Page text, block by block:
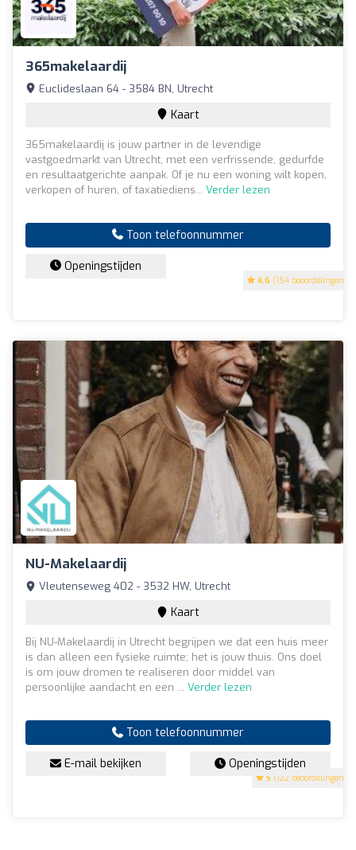
365makelaardij
4.6 (154 beoordelingen)
Euclideslaan 64 - 3584 BN, Utrecht
Kaart
365makelaardij is jouw partner in de levendige
vastgoedmarkt van Utrecht, met een verfrissende, gedurfde
en resultaatgerichte aanpak. Of je nu een woning wilt kopen,
verkopen of huren, of taxatiediens... Verder lezen
Toon telefoonnummer
Openingstijden
NU-Makelaardij
5 (122 beoordelingen)
Vleutenseweg 402 - 3532 HW, Utrecht
Kaart
Bij NU-Makelaardij in Utrecht begrijpen we dat een huis meer
is dan alleen een fysieke ruimte; het is jouw thuis. Ons doel
is om jouw dromen te realiseren door middel van
persoonlijke aandacht en een ... Verder lezen
Toon telefoonnummer
E-mail bekijken Openingstijden